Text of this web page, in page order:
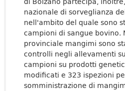
nazionale di sorveglianza
nell'ambito del quale sono
campioni di sangue bovino.
provinciale mangimi sono
controlli negli allevamenti
campioni su prodotti
modificati e 323 ispezioni
somministrazione di